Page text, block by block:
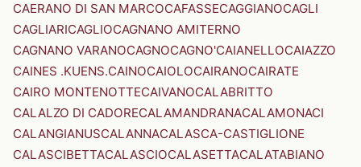
CAERANO DI SAN MARCOCAFASSECAGGIANOCAGLI
CAGLIARICAGLIOCAGNANO AMITERNO
CAGNANO VARANOCAGNOCAGNO'CAIANELLOCAIAZZO
CAINES .KUENS.CAINOCAIOLOCAIRANOCAIRATE
CAIRO MONTENOTTECAIVANOCALABRITTO
CALALZO DI CADORECALAMANDRANACALAMONACI
CALANGIANUSCALANNACALASCA-CASTIGLIONE
CALASCIBETTACALASCIOCALASETTACALATABIANO